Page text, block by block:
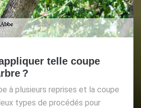
telle coupe
?
à plusieurs reprises et la coupe
types de procédés pour